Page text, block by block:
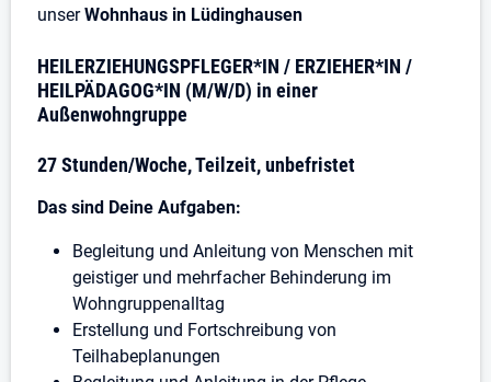
unserWohnhaus in Lüdinghausen
HEILERZIEHUNGSPFLEGER*IN / ERZIEHER*IN /
HEILPÄDAGOG*IN (M/W/D) in einer
Außenwohngruppe
27 Stunden/Woche, Teilzeit, unbefristet
Das sind Deine Aufgaben:
Begleitung und Anleitung von Menschen mit
geistiger und mehrfacher Behinderung im
Wohngruppenalltag
Erstellung und Fortschreibung von
Teilhabeplanungen